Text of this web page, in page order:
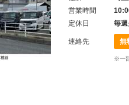
営業時間
定休日
毎週
連絡先 無
※一